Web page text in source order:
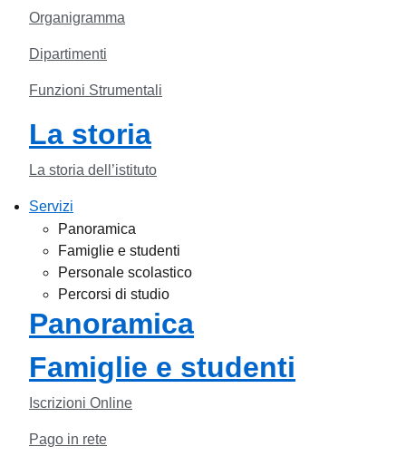
Organigramma
Dipartimenti
Funzioni Strumentali
La storia
La storia dell’istituto
Servizi
Panoramica
Famiglie e studenti
Personale scolastico
Percorsi di studio
Panoramica
Famiglie e studenti
Iscrizioni Online
Pago in rete